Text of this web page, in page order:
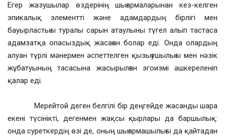
Егер жазушылар өздерінің шығармаларынан кез-келген
эпикалық элементті және адамдардың бірлігі мен
бауырластығы туралы сарын атаулыны түгел алып тастаса
адамзатқа опасыздық жасаған болар еді. Онда олардың
алуан түрлі мәнермен әспеттелген қызығушылығы мен нәзік
жұбатуының тасасына жасырылған эгоизмі әшкереленіп
қалар еді.
Мерейтой деген белгілі бір деңгейде жасанды шара
екені түсінікті, дегенмен жақсы қырлары да баршылық:
онда суреткердің өзі де, оның шығармашылығы да қайтадан